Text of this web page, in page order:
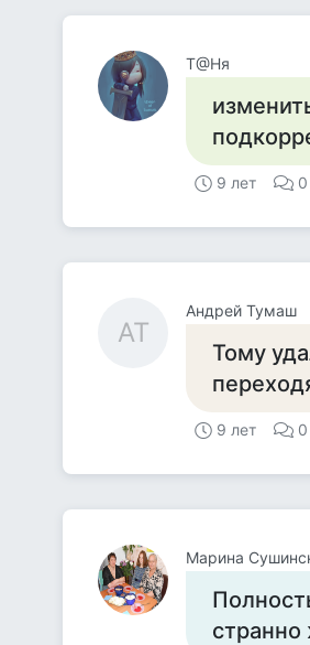
Т@Ня
9 лет 0
АТ
Андрей Тумаш
Тому
9 лет 0
Марина
странно